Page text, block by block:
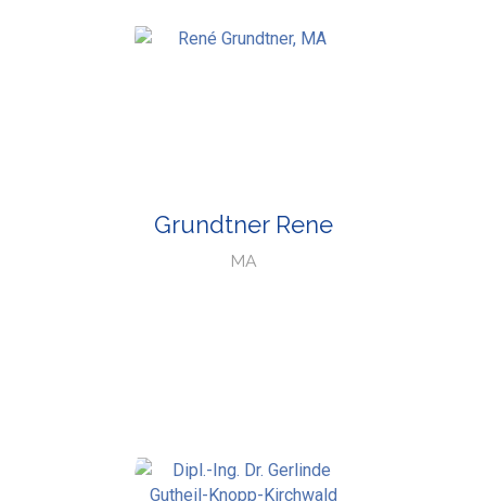
Grundtner Rene
MA